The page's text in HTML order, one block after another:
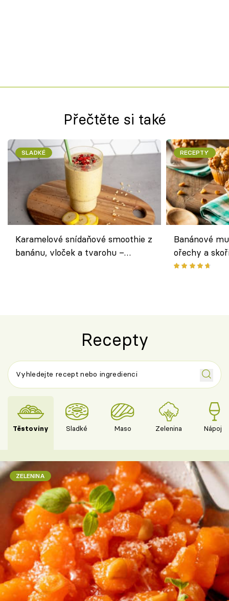
Přečtěte si také
SLADKÉ
Karamelové snídaňové smoothie z
banánu, vloček a tvarohu –
RECEPTY
Banánové
ořechy a
Recepty
Těstoviny Sladké Maso Zelenina Nápoje
ZELENINA